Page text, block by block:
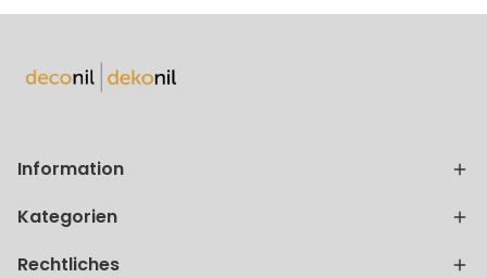
Information
Kategorien
Rechtliches